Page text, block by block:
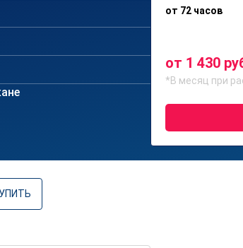
от 72 часов
от 1 430
*В месяц при